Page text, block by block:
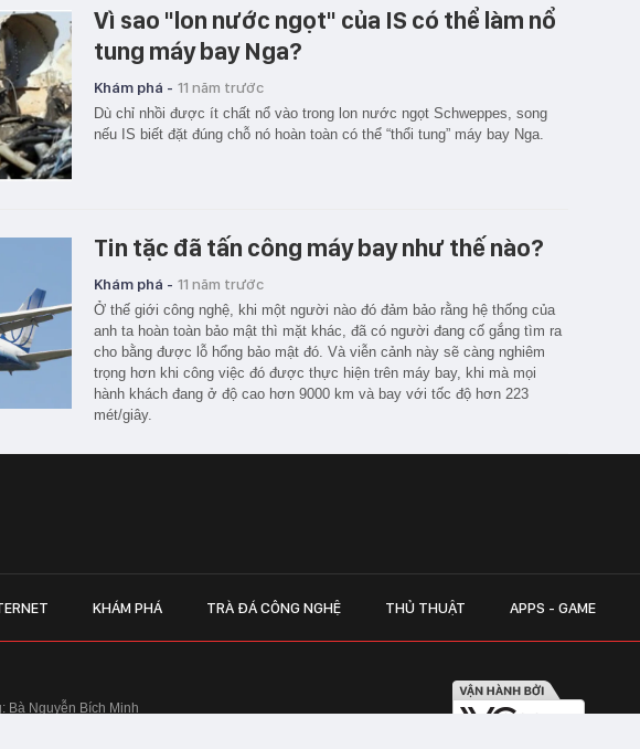
Vì sao "lon nước ngọt" của IS có thể làm nổ
tung máy bay Nga?
Khám phá - 11 năm trước
Dù chỉ nhồi được ít chất nổ vào trong lon nước ngọt Schweppes, song
nếu IS biết đặt đúng chỗ nó hoàn toàn có thể “thổi tung” máy bay Nga.
Tin tặc đã tấn công máy bay như thế nào?
Khám phá - 11 năm trước
Ở thế giới công nghệ, khi một người nào đó đảm bảo rằng hệ thống của
anh ta hoàn toàn bảo mật thì mặt khác, đã có người đang cố gắng tìm ra
cho bằng được lỗ hổng bảo mật đó. Và viễn cảnh này sẽ càng nghiêm
trọng hơn khi công việc đó được thực hiện trên máy bay, khi mà mọi
hành khách đang ở độ cao hơn 9000 km và bay với tốc độ hơn 223
mét/giây.
KHÁM PHÁ TRÀ ĐÁ CÔNG NGHỆ THỦ THUẬT APPS - GAME
Bà Nguyễn Bích Minh